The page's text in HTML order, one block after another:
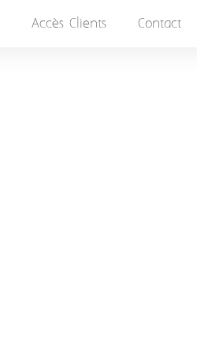
Accès Clients Contact